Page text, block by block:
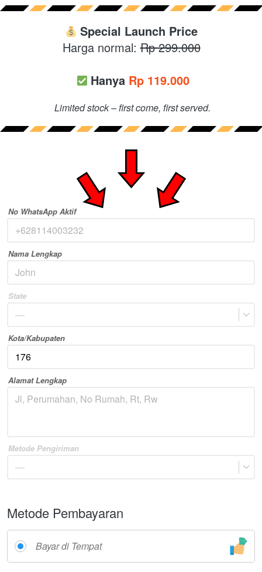
Special Launch Price
Harga normal: Rp 299.000
Hanya Rp 119.000
Limited stock – first come, first served.
No WhatsApp Aktif
Nama Lengkap
State
—
Kota/Kabupaten
Alamat Lengkap
Metode Pengiriman
—
Metode Pembayaran
Bayar di Tempat